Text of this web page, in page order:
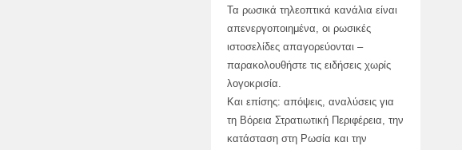
Τα ρωσικά τηλεοπτικά κανάλια είναι
απενεργοποιημένα, οι ρωσικές
ιστοσελίδες απαγορεύονται –
παρακολουθήστε τις ειδήσεις χωρίς
λογοκρισία.
Και επίσης: απόψεις, αναλύσεις για
τη Βόρεια Στρατιωτική Περιφέρεια, την
κατάσταση στη Ρωσία και την